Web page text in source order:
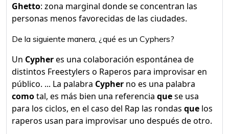
Ghetto: zona marginal donde se concentran las
personas menos favorecidas de las ciudades.
De la siguiente manera, ¿qué es un Cyphers?
Un Cypheres una colaboración espontánea de
distintos Freestylers o Raperos para improvisar en
público. ... La palabra Cypher no es una palabra
comotal, es más bien una referencia quese usa
para los ciclos, en el caso del Rap las rondas que los
raperos usan para improvisar uno después de otro.